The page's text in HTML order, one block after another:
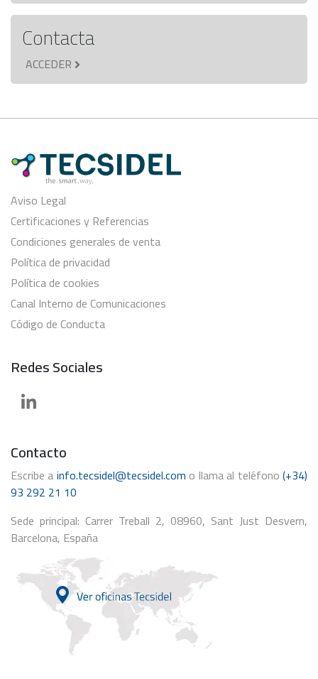
Contacta
ACCEDER
Aviso Legal
Certificaciones y Referencias
Condiciones generales de venta
Política de privacidad
Política de cookies
Canal Interno de Comunicaciones
Código de Conducta
Redes Sociales
Contacto
Escribe ainfo.tecsidel@tecsidel.com o llama al teléfono(+34)
93 292 21 10
Sede principal: Carrer Treball 2, 08960, Sant Just Desvern,
Barcelona, España